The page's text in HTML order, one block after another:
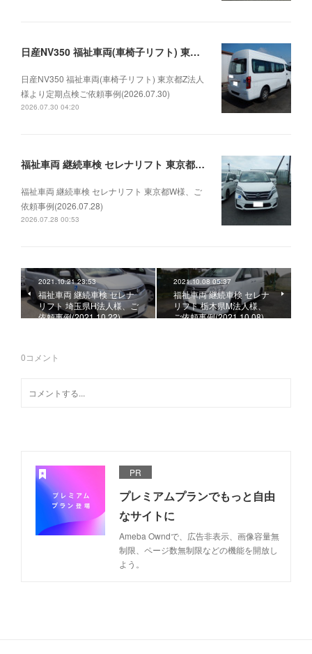
日産NV350 福祉車両(車椅子リフト) 東京都Z法人様より定期点検ご依頼事例(2026.07.30)
日産NV350 福祉車両(車椅子リフト) 東京都Z法人
様より定期点検ご依頼事例(2026.07.30)
2026.07.30 04:20
福祉車両 継続車検 セレナリフト 東京都W様、ご依頼事例(2026.07.28)
福祉車両 継続車検 セレナリフト 東京都W様、ご
依頼事例(2026.07.28)
2026.07.28 00:53
2021.10.21 23:53
福祉車両 継続車検 セレナ
リフト 埼玉県H法人様、ご
依頼事例(2021.10.22)
2021.10.08 05:37
福祉車両 継続車検 セレナ
リフト 栃木県M法人様、
ご依頼事例(2021.10.08)
0コメント
PR
プレミアムプランでもっと自由
なサイトに
Ameba Owndで、広告非表示、画像容量無
制限、ページ数無制限などの機能を開放し
よう。